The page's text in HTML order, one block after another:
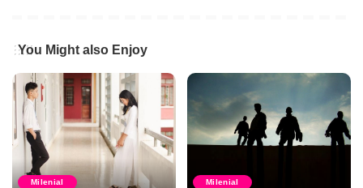
You Might also Enjoy
Milenial Milenial